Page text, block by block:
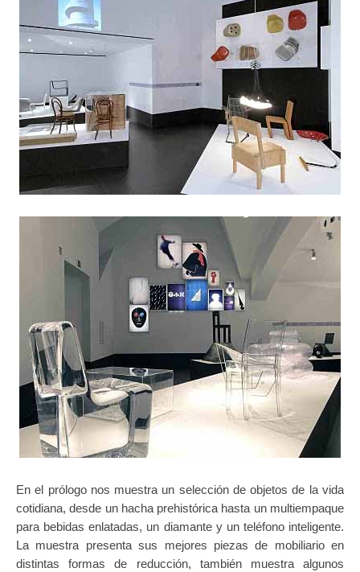
En el prólogo nos muestra un selección de objetos de la vida
cotidiana, desde un hacha prehistórica hasta un multiempaque
para bebidas enlatadas, un diamante y un teléfono inteligente.
La muestra presenta sus mejores piezas de mobiliario en
distintas formas de reducción, también muestra algunos